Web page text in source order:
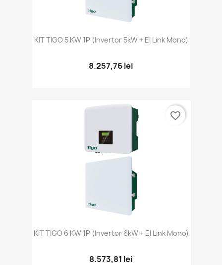
KIT TIGO 5 KW 1P (Invertor 5kW + EI Link Mono)
8.257,76 lei
KIT TIGO 6 KW 1P (Invertor 6kW + EI Link Mono)
8.573,81 lei
favorite_border